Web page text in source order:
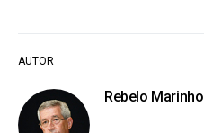
AUTOR
Rebelo Marinho